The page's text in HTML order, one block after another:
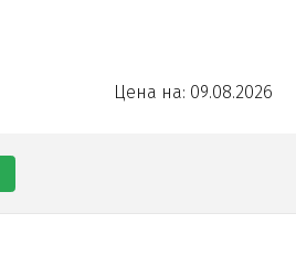
Цена на: 09.08.2026